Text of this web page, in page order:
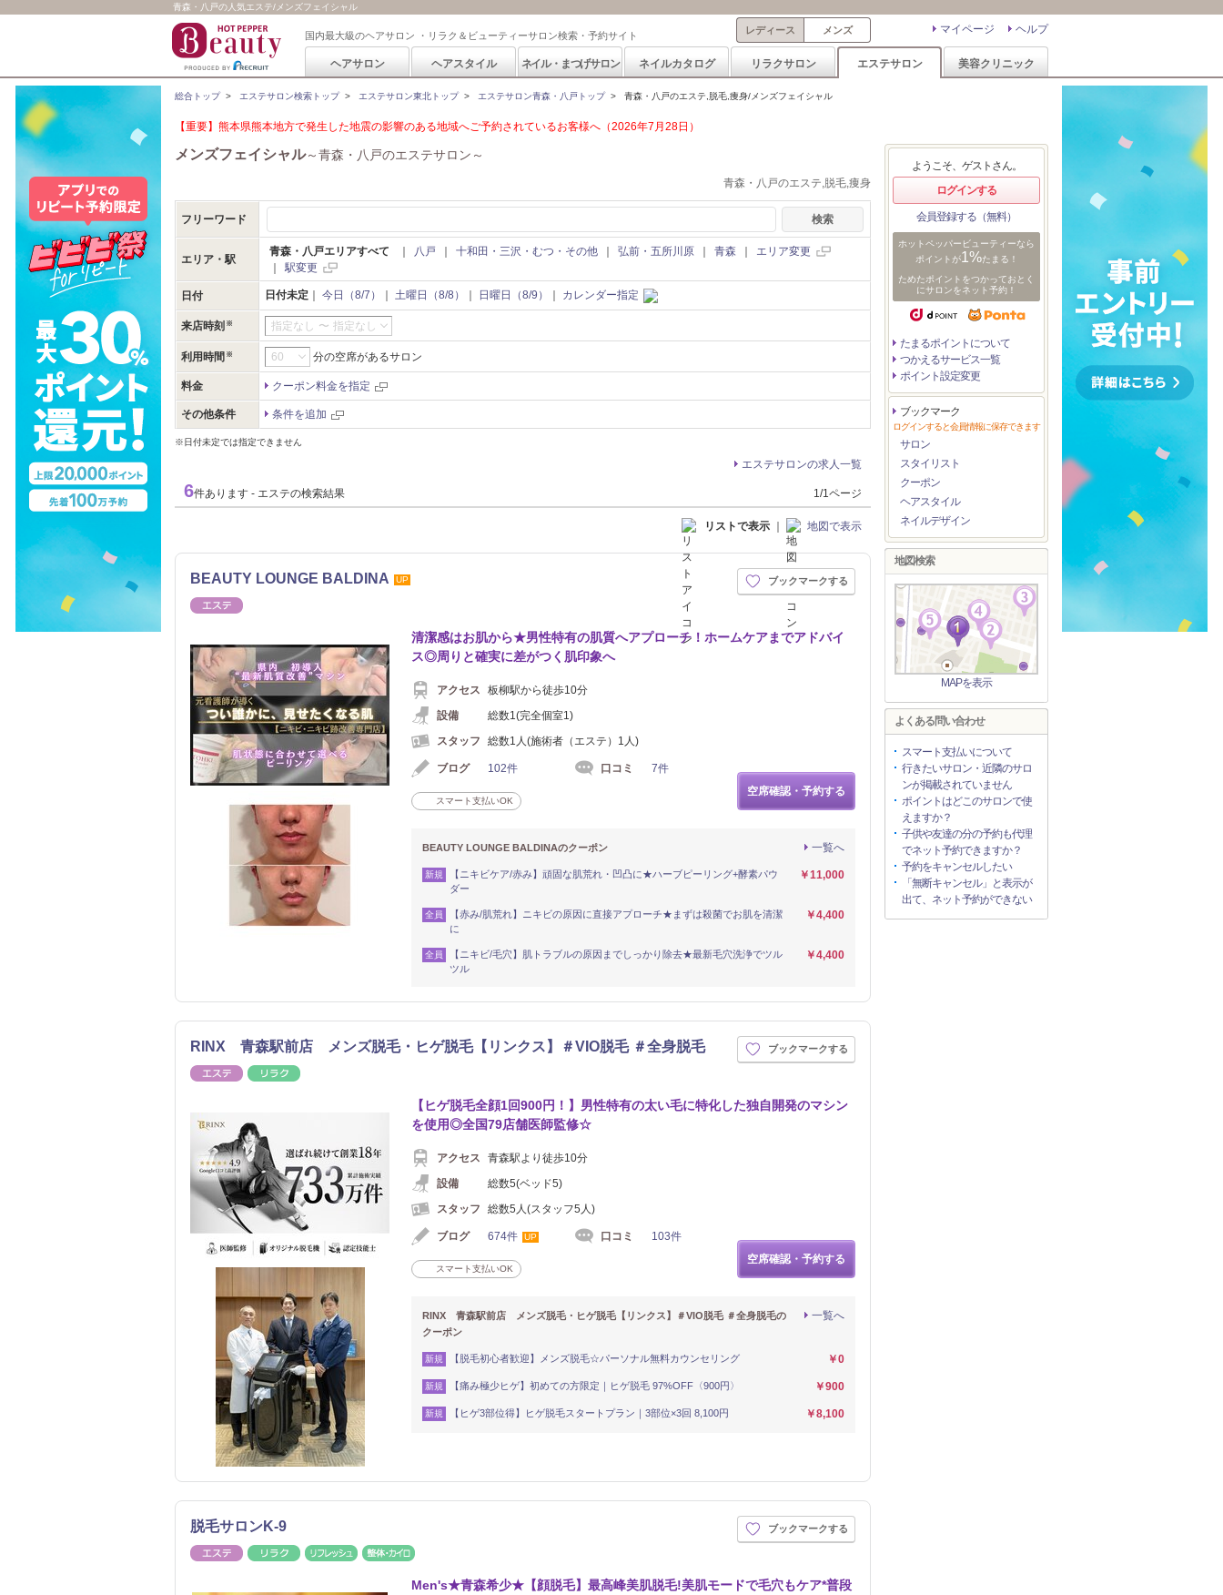
青森・八戸の人気エステ/メンズフェイシャル
国内最大級のヘアサロン ・リラク＆ビューティーサロン検索・予約サイト ヘルプ
マイページ
レディース メンズ
ヘアサロン ヘアスタイル ネイル・まつげサロン ネイルカタログ リラクサロン エステサロン 美容クリニック
総合トップ> エステサロン検索トップ> エステサロン東北トップ> エステサロン青森・八戸トップ> 青森・八戸のエステ,脱毛,痩身/メンズフェイシャル
【重要】熊本県熊本地方で発生した地震の影響のある地域へご予約されているお客様へ（2026年7月28日）
メンズフェイシャル～青森・八戸のエステサロン～
青森・八戸のエステ,脱毛,痩身
フリーワード
エリア・駅
青森・八戸エリアすべて 八戸 十和田・三沢・むつ・その他 弘前・五所川原 青森
エリア変更
駅変更
日付 日付未定 今日（8/7） 土曜日（8/8） 日曜日（8/9） カレンダー指定
来店時刻 指定なし 〜 指定なし
利用時間 分の空席があるサロン
料金 クーポン料金を指定
その他条件 条件を追加
※日付未定では指定できません
エステサロンの求人一覧
6件あります - エステの検索結果 1/1ページ
リストで表示 ｜ 地図で表示
BEAUTY LOUNGE BALDINA UP ブックマークする
清潔感はお肌から★男性特有の肌質へアプローチ！ホームケアまでアドバイ
ス◎周りと確実に差がつく肌印象へ
アクセス
板柳駅から徒歩10分
設備
総数1(完全個室1)
スタッフ
総数1人(施術者（エステ）1人)
ブログ 102件 口コミ 7件
スマート支払いOK
空席確認・予約する
一覧へ
BEAUTY LOUNGE BALDINAのクーポン
新規
【ニキビケア/赤み】頑固な肌荒れ・凹凸に★ハーブピーリング+酵素パウ
ダー
￥11,000
全員
【赤み/肌荒れ】ニキビの原因に直接アプローチ★まずは殺菌でお肌を清潔
に
￥4,400
全員
【ニキビ/毛穴】肌トラブルの原因までしっかり除去★最新毛穴洗浄でツル
ツル
￥4,400
RINX 青森駅前店 メンズ脱毛・ヒゲ脱毛【リンクス】＃VIO脱毛 ＃全身脱毛
エステ
ブックマークする
【ヒゲ脱毛全顔1回900円！】男性特有の太い毛に特化した独自開発のマシン
を使用◎全国79店舗医師監修☆
アクセス
青森駅より徒歩10分
設備
総数5(ベッド5)
スタッフ
総数5人(スタッフ5人)
ブログ 674件 UP 口コミ 103件
スマート支払いOK
空席確認・予約する
一覧へ
RINX 青森駅前店 メンズ脱毛・ヒゲ脱毛【リンクス】＃VIO脱毛 ＃全身脱毛の
クーポン
新規 【脱毛初心者歓迎】メンズ脱毛☆パーソナル無料カウンセリング ￥0
新規 【痛み極少ヒゲ】初めての方限定｜ヒゲ脱毛 97%OFF〈900円〉 ￥900
新規 【ヒゲ3部位得】ヒゲ脱毛スタートプラン｜3部位×3回 8,100円 ￥8,100
脱毛サロンK-9
エステ リラク リフレッシュ
ブックマークする
Men's★青森希少★【顔脱毛】最高峰美肌脱毛!美肌モードで毛穴もケア*普段
ようこそ、ゲストさん。
ログインする
会員登録する（無料）
ホットペッパービューティーなら
ポイントが1%たまる！
ためたポイントをつかっておとく
にサロンをネット予約！
たまるポイントについて
つかえるサービス一覧
ポイント設定変更
ブックマーク
ログインすると会員情報に保存できます
サロン
スタイリスト
クーポン
ヘアスタイル
ネイルデザイン
地図検索
MAPを表示
よくある問い合わせ
スマート支払いについて
行きたいサロン・近隣のサロ
ンが掲載されていません
ポイントはどこのサロンで使
えますか？
子供や友達の分の予約も代理
でネット予約できますか？
予約をキャンセルしたい
「無断キャンセル」と表示が
出て、ネット予約ができない